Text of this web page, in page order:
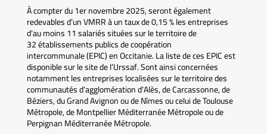
À compter du 1er novembre 2025, seront également
redevables d’un VMRR à un taux de 0,15 % les entreprises
d’au moins 11 salariés situées sur le territoire de
32 établissements publics de coopération
intercommunale (EPIC) en Occitanie. La liste de ces EPIC est
disponible sur le site de l’Urssaf. Sont ainsi concernées
notamment les entreprises localisées sur le territoire des
communautés d’agglomération d’Alès, de Carcassonne, de
Béziers, du Grand Avignon ou de Nîmes ou celui de Toulouse
Métropole, de Montpellier Méditerranée Métropole ou de
Perpignan Méditerranée Métropole.